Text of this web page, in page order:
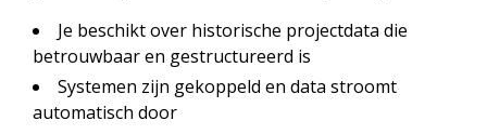
Je beschikt over historische projectdata die
betrouwbaar en gestructureerd is
Systemen zijn gekoppeld en data stroomt
automatisch door